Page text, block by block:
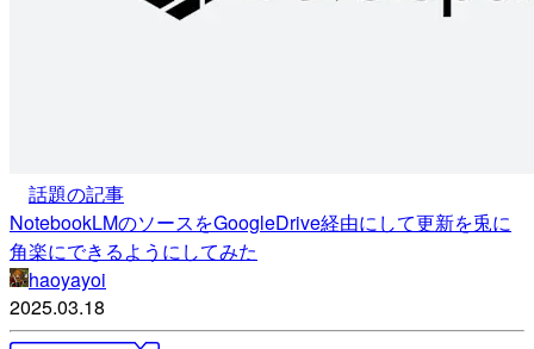
話題の記事
NotebookLMのソースをGoogleDrive経由にして更新を兎に
角楽にできるようにしてみた
haoyayoi
2025.03.18